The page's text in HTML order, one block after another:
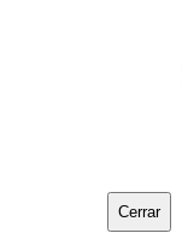
Cerrar